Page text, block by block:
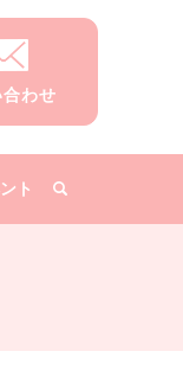
ト
わせ